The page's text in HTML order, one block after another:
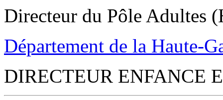
Directeur du Pôle Adultes
Département de la Haute-
DIRECTEUR ENFANCE